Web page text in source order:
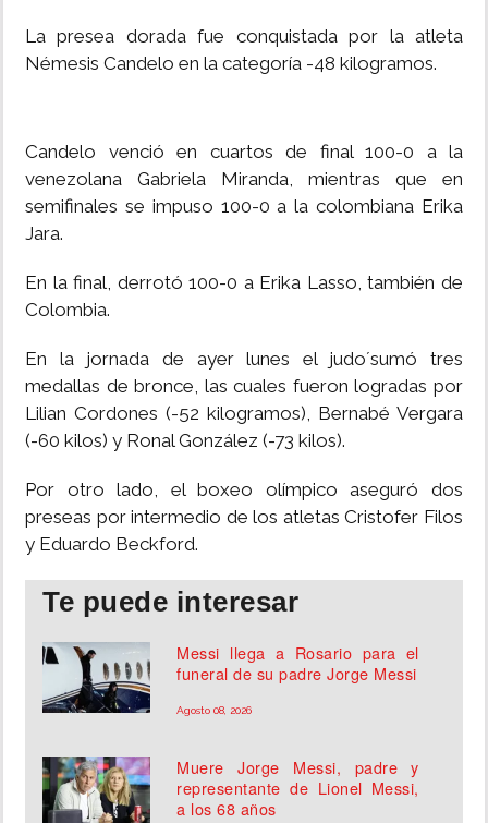
La presea dorada fue conquistada por la atleta
Némesis Candelo en la categoría -48 kilogramos.
Candelo venció en cuartos de final 100-0 a la
venezolana Gabriela Miranda, mientras que en
semifinales se impuso 100-0 a la colombiana Erika
Jara.
En la final, derrotó 100-0 a Erika Lasso, también de
Colombia.
En la jornada de ayer lunes el judo´sumó tres
medallas de bronce, las cuales fueron logradas por
Lilian Cordones (-52 kilogramos), Bernabé Vergara
(-60 kilos) y Ronal González (-73 kilos).
Por otro lado, el boxeo olímpico aseguró dos
preseas por intermedio de los atletas Cristofer Filos
y Eduardo Beckford.
Te puede interesar
Messi llega a Rosario para el
funeral de su padre Jorge Messi
Agosto 08, 2026
Muere Jorge Messi, padre y
representante de Lionel Messi,
a los 68 años